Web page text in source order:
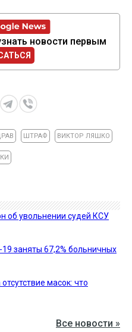
новости первым
ШТРАФ ВИКТОР ЛЯШКО
об увольнении судей КСУ
заняты 67,2% больничных
масок: что
Все новости »